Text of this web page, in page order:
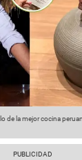
de la mejor cocina